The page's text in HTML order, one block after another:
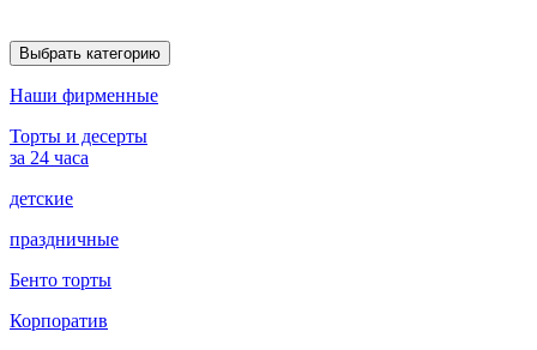
Выбрать категорию
Наши фирменные
Торты и десерты
за 24 часа
детские
праздничные
Бенто торты
Корпоратив